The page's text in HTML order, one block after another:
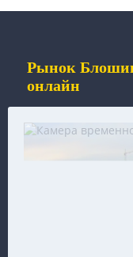
Рынок
онлайн